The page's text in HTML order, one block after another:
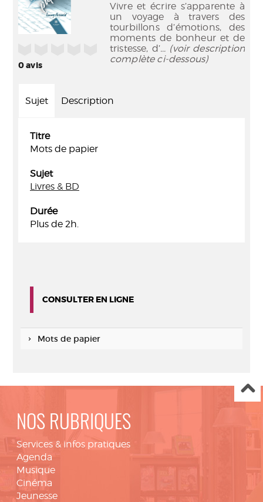
0avis
Vivre et écrire s’apparente à
un voyage à travers des
tourbillons d’émotions, des
moments de bonheur et de
tristesse, d’... (voir description
complète ci-dessous)
Sujet Description
Titre
Mots de papier
Sujet
Livres & BD
Durée
Plus de 2h.
CONSULTER EN LIGNE
Mots de papier
NOS RUBRIQUES
Services & infos pratiques
Agenda
Musique
Cinéma
Jeunesse